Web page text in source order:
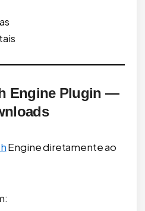
Engine Plugin —
Engine diretamente ao